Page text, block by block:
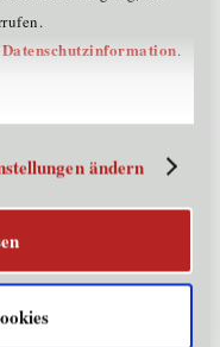
Datenschutzinformation.
ändern
Einblicke
Potenzial und